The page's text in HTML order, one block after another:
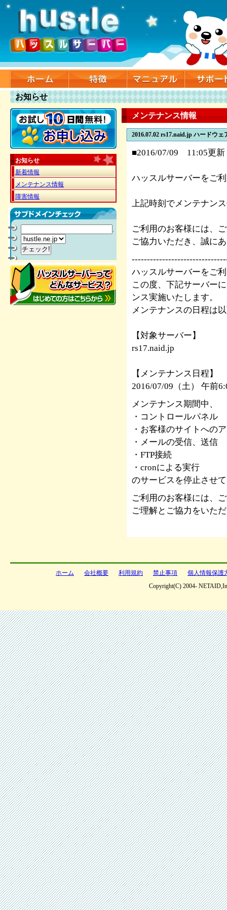
お知らせ
お知らせ
新着情報
メンテナンス情報
障害情報
.
メンテナンス情報
2016.07.02 rs17.naid.jp ハードウェ
■2016/07/09 11:05更新
ハッスルサーバーをご
上記時刻でメンテナン
ご利用のお客様には、
ご協力いただき、誠に
ハッスルサーバーをご
この度、下記サーバー
ンス実施いたします。
メンテナンスの日程は
【対象サーバー】
rs17.naid.jp
【メンテナンス日程】
2016/07/09（土） 午前
メンテナンス期間中、
・コントロールパネル
・お客様のサイトへの
・メールの受信、送信
・FTP接続
・cronによる実行
のサービスを停止させ
ご利用のお客様には、
ご理解とご協力をいた
ホーム 会社概要 利用規約 禁止事項
個人情報保護
Copyright(C) 2004-